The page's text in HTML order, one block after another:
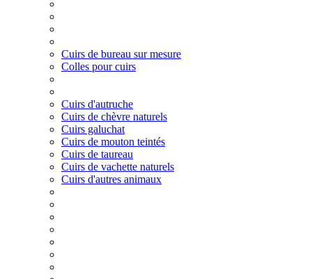
Cuirs de bureau sur mesure
Colles pour cuirs
Cuirs d'autruche
Cuirs de chèvre naturels
Cuirs galuchat
Cuirs de mouton teintés
Cuirs de taureau
Cuirs de vachette naturels
Cuirs d'autres animaux